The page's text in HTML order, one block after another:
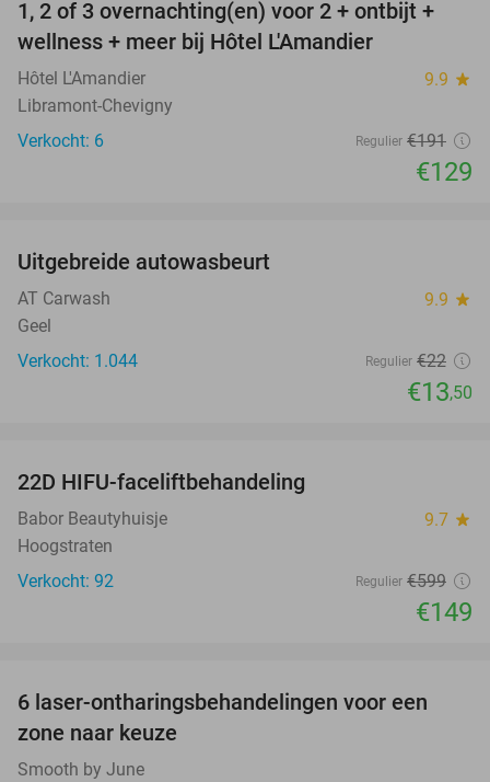
32%
TODAY
1, 2 of 3 overnachting(en) voor 2 + ontbijt +
wellness + meer bij Hôtel L'Amandier
Hôtel L'Amandier 9.9 star
Libramont-Chevigny
Verkocht: 6
Regulier €191
€129
Uitgebreide autowasbeurt
AT Carwash 9.9 star
Geel
Verkocht: 1.044
Regulier €22
€13,50
22D HIFU-faceliftbehandeling
Babor Beautyhuisje 9.7 star
Hoogstraten
Verkocht: 92
Regulier €599
€149
69%
6 laser-ontharingsbehandelingen voor een
zone naar keuze
Smooth by June